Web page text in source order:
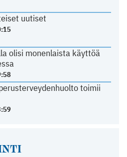
uutiset
olisi monenlaista käyttöä
toimii